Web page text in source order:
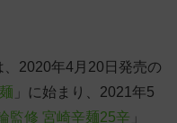
2020年4月20日発売の
」に始まり、2021年5
監修 宮崎辛麺25辛 」